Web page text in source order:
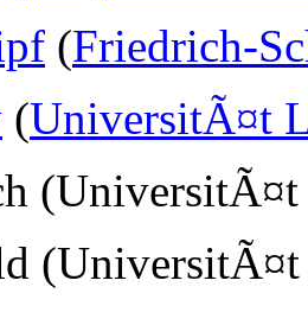
(Friedrich-
(UniversitÃ¤t